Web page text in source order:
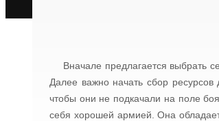
Вначале предлагается выбрать
Далее важно начать сбор ресурсов
чтобы они не подкачали на поле
себя хорошей армией. Она